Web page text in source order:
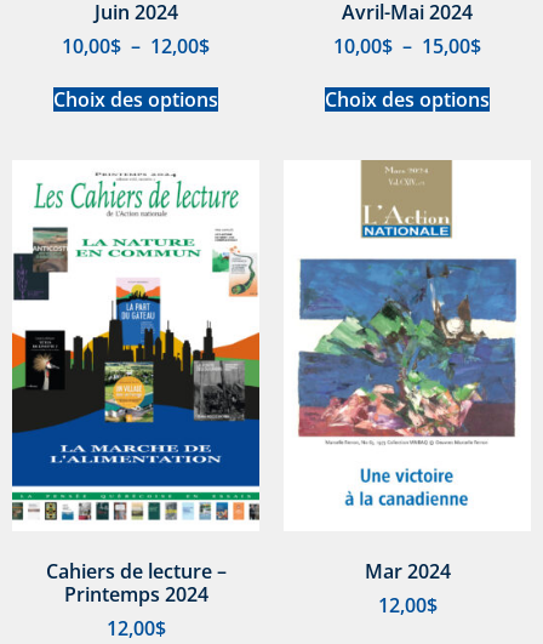
Juin 2024
10,00$ – 12,00$
Choix des options
Avril-Mai 2024
10,00$ – 15,00$
Choix des options
Cahiers de lecture –
Printemps 2024
12,00$
Mar 2024
12,00$